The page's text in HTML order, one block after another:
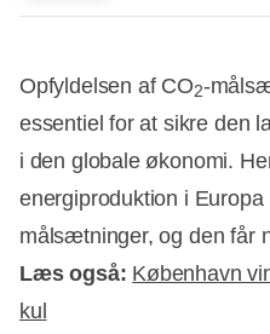
Opfyldelsen af CO2-
essentiel for at sikre den
i den globale økonomi.
energiproduktion i
målsætninger, og den får
Læs også: København
kul